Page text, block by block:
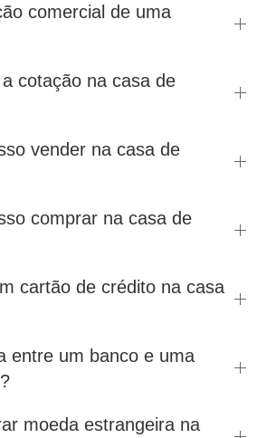
comercial de uma
cotação na casa de
vender na casa de
comprar na casa de
cartão de crédito na casa
entre um banco e uma
moeda estrangeira na